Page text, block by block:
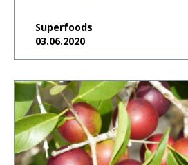
Superfoods
03.06.2020